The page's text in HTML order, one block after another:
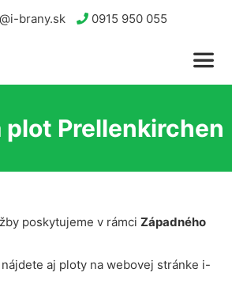
brany.sk 0915 950 055
plot Prellenkirchen
poskytujeme v rámci Západného
aj ploty na webovej stránke i-